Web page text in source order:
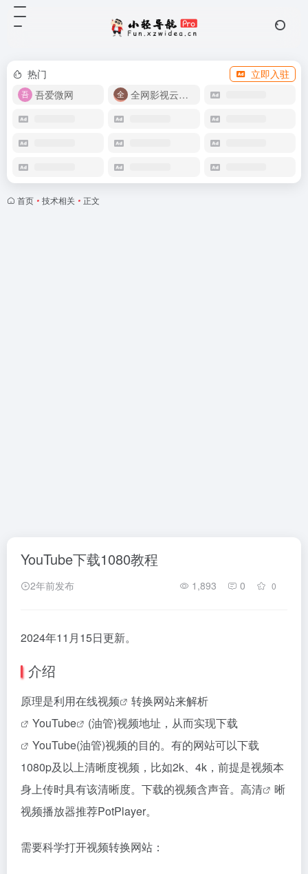
热门
立即入驻
吾爱微网
全网影视云盘资源
首页 • 技术相关 • 正文
YouTube下载1080教程
2年前发布 1,893 0 0
2024年11月15日更新。
介绍
原理是利用在线视频 转换网站来解析
YouTube
(油管)视频地址，从而实现下载
YouTube(油管)视频的目的。有的网站可以下载
1080p及以上清晰度视频，比如2k、4k，前提是视频本
身上传时具有该清晰度。下载的视频含声音。 高清
晰
视频播放器推荐PotPlayer。
需要科学打开视频转换网站：